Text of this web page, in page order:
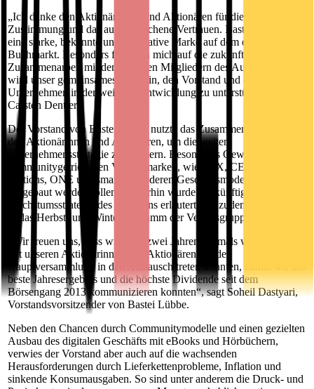
„Ich danke den Aktionärinnen und Aktionären für die große
Zustimmung und das ausgesprochene Vertrauen. Bastei Lübbe ist
eine starke, bekannte und innovative Marke auf dem deutschen
Buchmarkt. Besonders freue ich mich auf die zukünftige
Zusammenarbeit mit den weiteren Mitgliedern des Aufsichtsrats. Es
wird unser gemeinsames Ziel sein, den Vorstand und das
Unternehmen in der weiteren Entwicklung zu unterstützen“, so
Carsten Dentler.
Der Vorstand von Bastei Lübbe nutzte das Zusammentreffen mit
den Aktionärinnen und Aktionären, um die weitere
Unternehmensstrategie zu erläutern. Besonderes Gewicht hatten die
communitygetriebenen Verlagsmarken, wie LYX, CE Community
Editions, ONE und smarticular, deren Geschäftsmodelle gezielt
ausgebaut werden sollen. Weiterhin wurde die künftige digitale
Wachstumsstrategie des Konzerns erläutert und zudem ein Einblick
in das Herbst- und Winterprogramm der Verlagsgruppe gegeben.
„Wir freuen uns, dass wir nach zwei Jahren erstmals wieder direkt
mit unseren Aktionärinnen und Aktionären auf der
Hauptversammlung in den Austausch treten konnten, zumal wir das
beste Jahresergebnis und die höchste Dividende seit dem
Börsengang 2013 kommunizieren konnten“, sagt Soheil Dastyari,
Vorstandsvorsitzender von Bastei Lübbe.
Neben den Chancen durch Communitymodelle und einen gezielten
Ausbau des digitalen Geschäfts mit eBooks und Hörbüchern,
verwies der Vorstand aber auch auf die wachsenden
Herausforderungen durch Lieferkettenprobleme, Inflation und
sinkende Konsumausgaben. So sind unter anderem die Druck- und